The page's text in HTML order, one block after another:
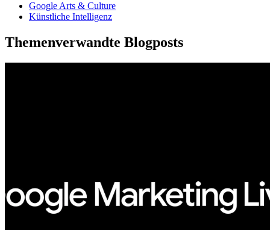
Google Arts & Culture
Künstliche Intelligenz
Themenverwandte Blogposts